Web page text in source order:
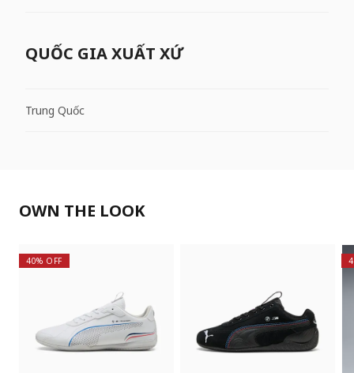
QUỐC GIA XUẤT XỨ
Trung Quốc
OWN THE LOOK
40% OFF